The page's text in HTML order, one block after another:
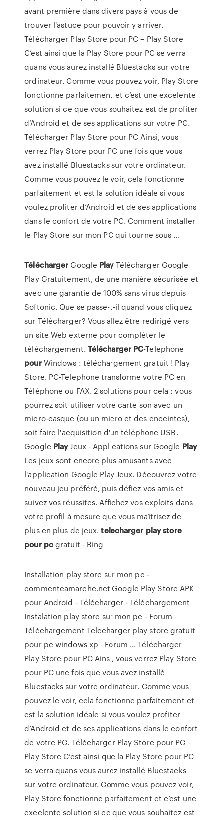
avant première dans divers pays à vous de
trouver l'astuce pour pouvoir y arriver.
Télécharger Play Store pour PC – Play Store
C’est ainsi que la Play Store pour PC se verra
quans vous aurez installé Bluestacks sur votre
ordinateur. Comme vous pouvez voir, Play Store
fonctionne parfaitement et c’est une excelente
solution si ce que vous souhaitez est de profiter
d’Android et de ses applications sur votre PC.
Télécharger Play Store pour PC Ainsi, vous
verrez Play Store pour PC une fois que vous
avez installé Bluestacks sur votre ordinateur.
Comme vous pouvez le voir, cela fonctionne
parfaitement et est la solution idéale si vous
voulez profiter d’Android et de ses applications
dans le confort de votre PC. Comment installer
le Play Store sur mon PC qui tourne sous ...
Télécharger Google PlayTélécharger Google
Play Gratuitement, de une manière sécurisée et
avec une garantie de 100% sans virus depuis
Softonic. Que se passe-t-il quand vous cliquez
sur Télécharger? Vous allez être redirigé vers
un site Web externe pour compléter le
téléchargement. Télécharger PC-Telephone
pourWindows : téléchargement gratuit ! Play
Store. PC-Telephone transforme votre PC en
Téléphone ou FAX. 2 solutions pour cela : vous
pourrez soit utiliser votre carte son avec un
micro-casque (ou un micro et des enceintes),
soit faire l'acquisition d'un téléphone USB.
Google PlayJeux - Applications sur Google Play
Les jeux sont encore plus amusants avec
l'application Google Play Jeux. Découvrez votre
nouveau jeu préféré, puis défiez vos amis et
suivez vos réussites. Affichez vos exploits dans
votre profil à mesure que vous maîtrisez de
plus en plus de jeux.telecharger playstore
pour pcgratuit - Bing
Installation play store sur mon pc -
commentcamarche.net Google Play Store APK
pour Android - Télécharger - Téléchargement
Instalation play store sur mon pc - Forum -
Téléchargement Telecharger play store gratuit
pour pc windows xp - Forum ... Télécharger
Play Store pour PC Ainsi, vous verrez Play Store
pour PC une fois que vous avez installé
Bluestacks sur votre ordinateur. Comme vous
pouvez le voir, cela fonctionne parfaitement et
est la solution idéale si vous voulez profiter
d’Android et de ses applications dans le confort
de votre PC. Télécharger Play Store pour PC –
Play Store C’est ainsi que la Play Store pour PC
se verra quans vous aurez installé Bluestacks
sur votre ordinateur. Comme vous pouvez voir,
Play Store fonctionne parfaitement et c’est une
excelente solution si ce que vous souhaitez est